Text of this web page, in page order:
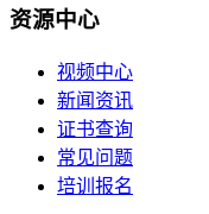
资源中心
视频中心
新闻资讯
证书查询
常见问题
培训报名